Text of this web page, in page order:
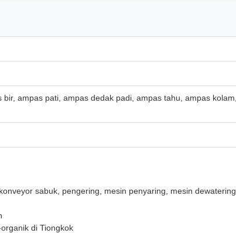
ampas pati, ampas dedak padi, ampas tahu, ampas kolam,
sabuk, pengering, mesin penyaring, mesin dewatering,
di Tiongkok